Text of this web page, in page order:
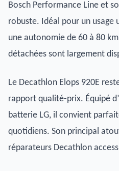
Bosch Performance Line et
robuste. Idéal pour un
une autonomie de 60 à 80
détachées sont largement
Le Decathlon Elops 920E
rapport qualité-prix. Équipé
batterie LG, il convient
quotidiens. Son principal
réparateurs Decathlon